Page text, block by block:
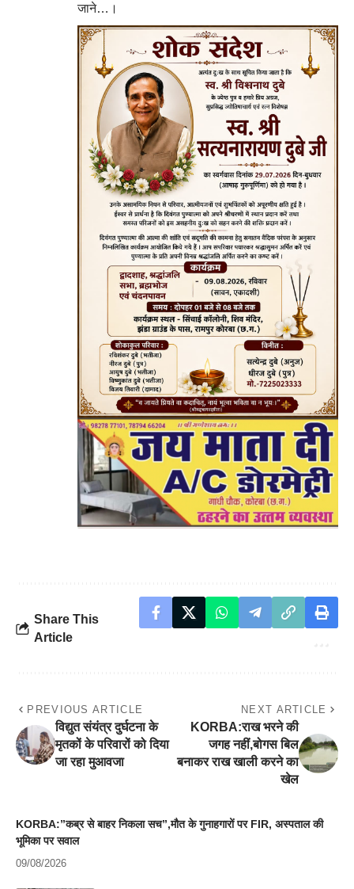
जाने…।
Share This
Article
PREVIOUS ARTICLE
विद्युत संयंत्र दुर्घटना के
मृतकों के परिवारों को दिया
जा रहा मुआवजा
NEXT ARTICLE
KORBA:राख भरने की
जगह नहीं,बोगस बिल
बनाकर राख खाली करने का
खेल
KORBA:”कब्र से बाहर निकला सच”,मौत के गुनाहगारों पर FIR, अस्पताल की
भूमिका पर सवाल
09/08/2026